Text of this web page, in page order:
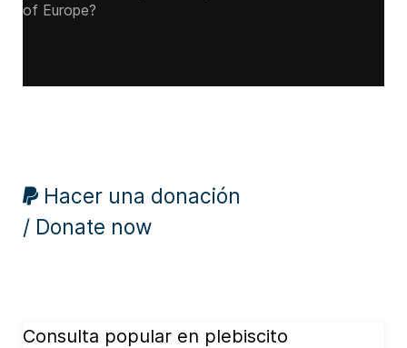
of Europe?
Hacer una donación
/ Donate now
Consulta popular en plebiscito